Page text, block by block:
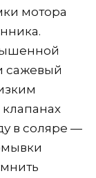
мотора
сажевый
в соляре —